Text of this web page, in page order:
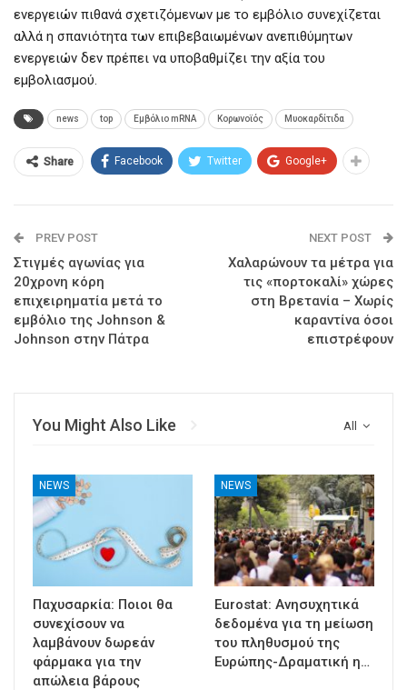
ενεργειών πιθανά σχετιζόμενων με το εμβόλιο συνεχίζεται
αλλά η σπανιότητα των επιβεβαιωμένων ανεπιθύμητων
ενεργειών δεν πρέπει να υποβαθμίζει την αξία του
εμβολιασμού.
news top Εμβόλιο mRNA Κορωνοϊός Μυοκαρδίτιδα
Share Facebook Twitter Google+
PREV POST
Στιγμές αγωνίας για
20χρονη κόρη
επιχειρηματία μετά το
εμβόλιο της Johnson &
Johnson στην Πάτρα
NEXT POST
Χαλαρώνουν τα μέτρα για
τις «πορτοκαλί» χώρες
στη Βρετανία – Χωρίς
καραντίνα όσοι
επιστρέφουν
All
You Might Also Like
NEWS
Παχυσαρκία: Ποιοι θα
συνεχίσουν να
λαμβάνουν δωρεάν
φάρμακα για την
απώλεια βάρους
NEWS
Eurostat: Ανησυχητικά
δεδομένα για τη μείωση
του πληθυσμού της
Ευρώπης-Δραματική η…